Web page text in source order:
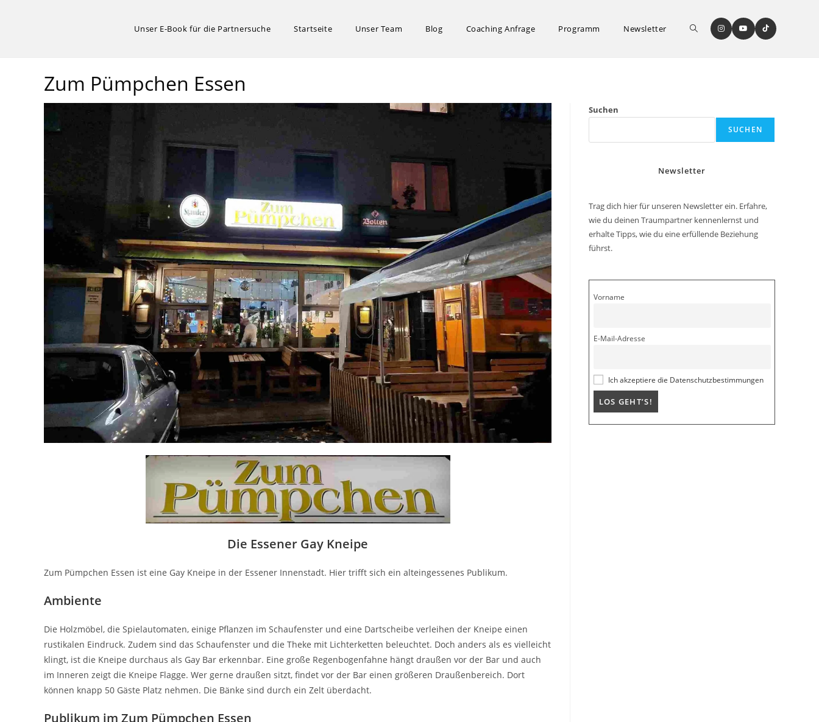
Unser E-Book für die Partnersuche Startseite Unser Team Blog Coaching Anfrage Programm Newsletter Website-
umschalten
Zum Pümpchen Essen
Die Essener Gay Kneipe
Zum Pümpchen Essen ist eine Gay Kneipe in der Essener Innenstadt. Hier trifft sich ein alteingessenes Publikum.
Ambiente
Die Holzmöbel, die Spielautomaten, einige Pflanzen im Schaufenster und eine Dartscheibe verleihen der Kneipe einen
rustikalen Eindruck. Zudem sind das Schaufenster und die Theke mit Lichterketten beleuchtet. Doch anders als es vielleicht
klingt, ist die Kneipe durchaus als Gay Bar erkennbar. Eine große Regenbogenfahne hängt draußen vor der Bar und auch
im Inneren zeigt die Kneipe Flagge. Wer gerne draußen sitzt, findet vor der Bar einen größeren Draußenbereich. Dort
können knapp 50 Gäste Platz nehmen. Die Bänke sind durch ein Zelt überdacht.
Publikum im Zum Pümpchen Essen
Suchen
SUCHEN
Newsletter
Trag dich hier für unseren Newsletter ein. Erfahre,
wie du deinen Traumpartner kennenlernst und
erhalte Tipps, wie du eine erfüllende Beziehung
führst.
Vorname
E-Mail-Adresse
Ich akzeptiere die Datenschutzbestimmungen